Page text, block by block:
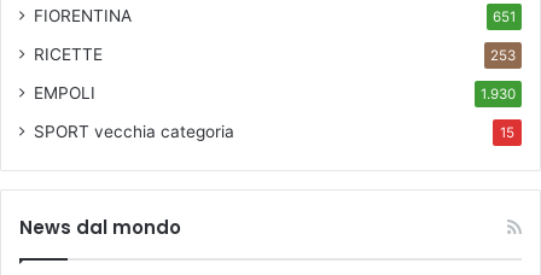
FIORENTINA 651
RICETTE 253
EMPOLI 1.930
SPORT vecchia categoria 15
News dal mondo